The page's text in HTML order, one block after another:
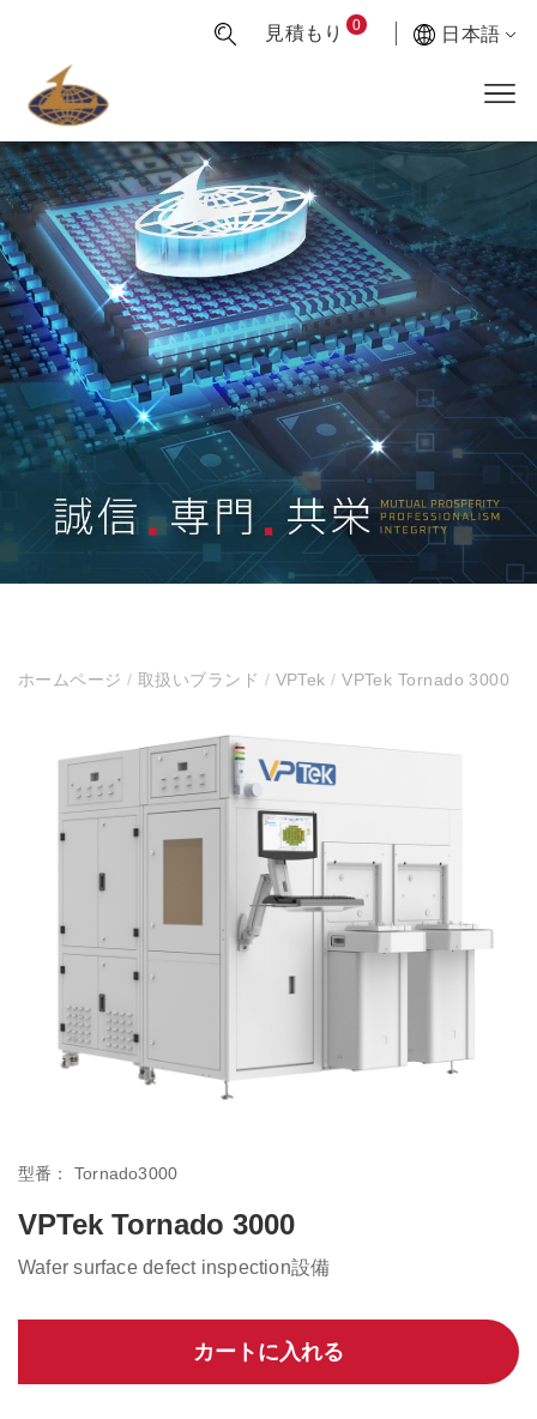
見積もり 0 日本語
ホームページ/ 取扱いブランド / VPTek/ VPTek Tornado 3000
型番： Tornado3000
VPTek Tornado 3000
Wafer surface defect inspection設備
カートに入れる